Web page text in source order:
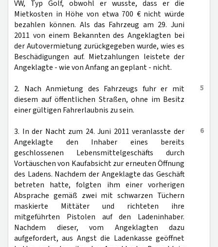
VW, Typ Golf, obwohl er wusste, dass er die
Mietkosten in Höhe von etwa 700 € nicht würde
bezahlen können. Als das Fahrzeug am 29. Juni
2011 von einem Bekannten des Angeklagten bei
der Autovermietung zurückgegeben wurde, wies es
Beschädigungen auf. Mietzahlungen leistete der
Angeklagte - wie von Anfang an geplant - nicht.
5
2. Nach Anmietung des Fahrzeugs fuhr er mit
diesem auf öffentlichen Straßen, ohne im Besitz
einer gültigen Fahrerlaubnis zu sein.
6
3. In der Nacht zum 24. Juni 2011 veranlasste der
Angeklagte den Inhaber eines bereits
geschlossenen Lebensmittelgeschäfts durch
Vortäuschen von Kaufabsicht zur erneuten Öffnung
des Ladens. Nachdem der Angeklagte das Geschäft
betreten hatte, folgten ihm einer vorherigen
Absprache gemäß zwei mit schwarzen Tüchern
maskierte Mittäter und richteten ihre
mitgeführten Pistolen auf den Ladeninhaber.
Nachdem dieser, vom Angeklagten dazu
aufgefordert, aus Angst die Ladenkasse geöffnet